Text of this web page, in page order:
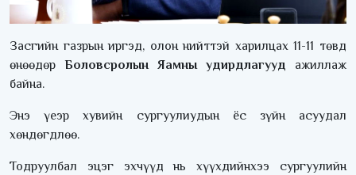
Засгийн газрын иргэд, олон нийттэй харилцах 11-11 төвд
өнөөдөр Боловсролын Яамны удирдлагууд ажиллаж
байна.
Энэ үеэр хувийн сургуулиудын ёс зүйн асуудал
хөндөгдлөө.
Тодруулбал эцэг эхчүүд нь хүүхдийнхээ сургуулийн